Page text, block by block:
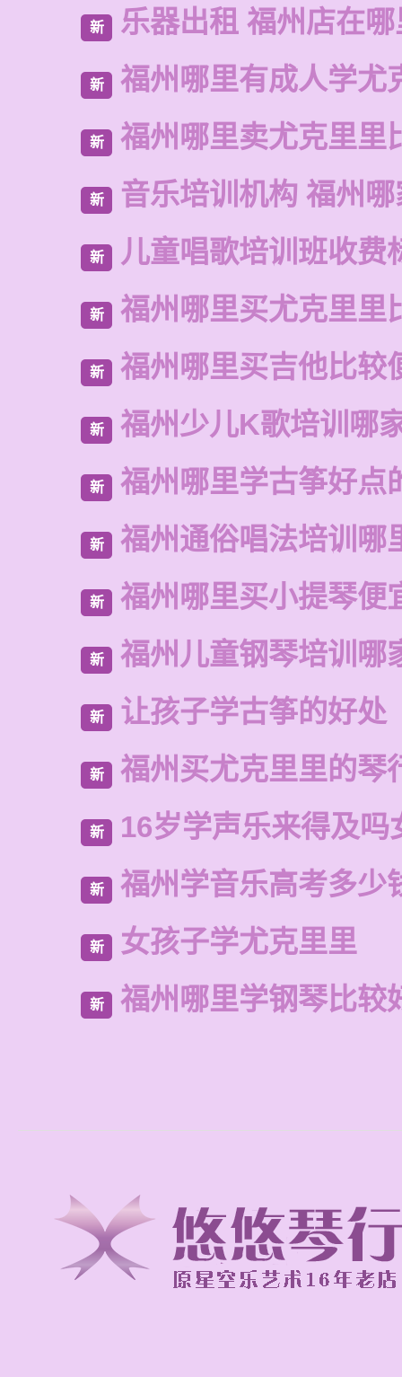
新 乐器出租 福州店在
新 福州哪里有成人学尤
新 福州哪里卖尤克里里
新 音乐培训机构 福州
新 儿童唱歌培训班收费
新 福州哪里买尤克里里
新 福州哪里买吉他比较
新 福州少儿K歌培训哪
新 福州哪里学古筝好点
新 福州通俗唱法培训哪
新 福州哪里买小提琴便
新 福州儿童钢琴培训哪
新 让孩子学古筝的好处
新 福州买尤克里里的琴
新 16岁学声乐来得及吗
新 福州学音乐高考多少
新 女孩子学尤克里里
新 福州哪里学钢琴比较